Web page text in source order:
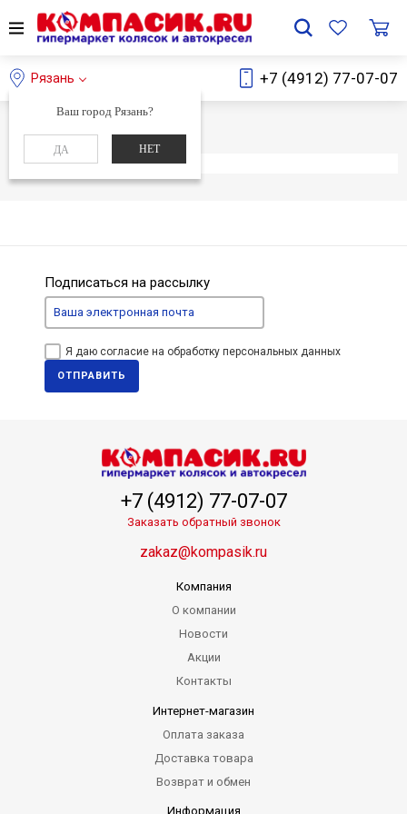
Рязань
Ваш город Рязань?
ДА НЕТ
+7 (4912) 77-07-07
Главная Каталог
Элемент не найден
Подписаться на рассылку
Я даю согласие на обработку персональных данных
ОТПРАВИТЬ
+7 (4912) 77-07-07
Заказать обратный звонок
zakaz@kompasik.ru
Компания
О компании
Новости
Акции
Контакты
Интернет-магазин
Оплата заказа
Доставка товара
Возврат и обмен
Информация